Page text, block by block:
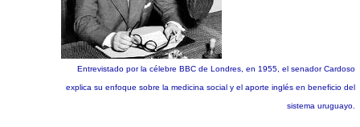
Entrevistado por la célebre BBC de Londres, en 1955, el senador Cardoso
explica su enfoque sobre la medicina social y el aporte inglés en beneficio del
sistema uruguayo.